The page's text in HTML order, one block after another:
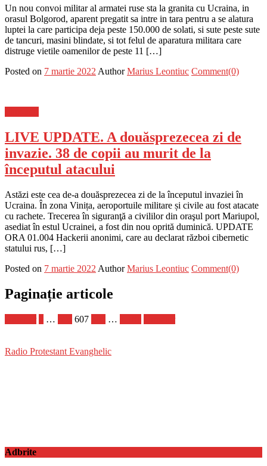
Un nou convoi militar al armatei ruse sta la granita cu Ucraina, in
orasul Bolgorod, aparent pregatit sa intre in tara pentru a se alatura
luptei la care participa deja peste 150.000 de solati, si sute peste sute
de tancuri, masini blindate, si tot felul de aparatura militara care
distruge vietile oamenilor de peste 11 […]
Posted on 7 martie 2022 Author Marius Leontiuc Comment(0)
LIVE UPDATE. A douăsprezecea zi de
invazie. 38 de copii au murit de la
începutul atacului
Astăzi este cea de-a douăsprezecea zi de la începutul invaziei în
Ucraina. În zona Vinița, aeroportuile militare și civile au fost atacate
cu rachete. Trecerea în siguranţă a civililor din oraşul port Mariupol,
asediat în estul Ucrainei, a fost din nou oprită duminică. UPDATE
ORA 01.004 Hackerii anonimi, care au declarat război cibernetic
statului rus, […]
Posted on 7 martie 2022 Author Marius Leontiuc Comment(0)
Paginație articole
… 607 …
Radio Protestant Evanghelic
Adbrite